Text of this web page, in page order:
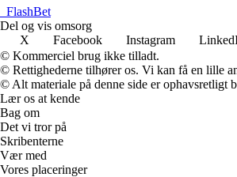
FlashBet
Del og vis omsorg
X
Facebook Instagram
© Kommerciel brug ikke tilladt.
© Rettighederne tilhører os. Vi kan få en lille
© Alt materiale på denne side er ophavsretligt
Lær os at kende
Bag om
Det vi tror på
Skribenterne
Vær med
Vores placeringer